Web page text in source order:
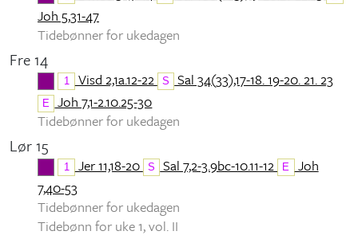
Joh 5,31-47
Tidebønner for ukedagen
Fre 14
1 Visd 2,1a.12-22 S Sal 34(33),17-18. 19-20. 21. 23
E
Joh 7,1-2.10.25-30
Tidebønner for ukedagen
Lør 15
1 Jer 11,18-20 S Sal 7,2-3.9bc-10.11-12 E
Joh
7,40-53
Tidebønner for ukedagen
Tidebønn for uke 1, vol. II